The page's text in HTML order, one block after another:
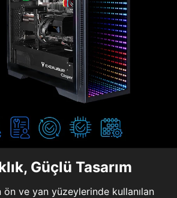
Güçlü Tasarım
ön ve yan yüzeylerinde kullanılan